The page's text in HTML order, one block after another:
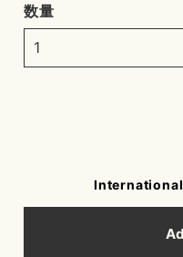
数量